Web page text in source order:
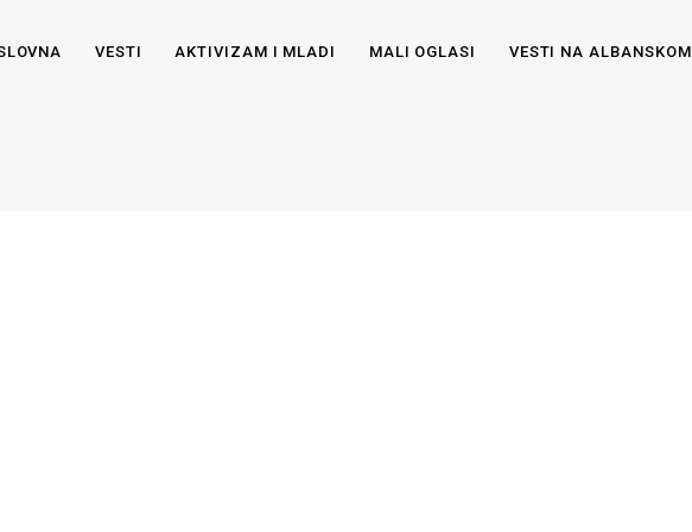
VESTI AKTIVIZAM I MLADI MALI OGLASI VESTI NA ALBANSKOM